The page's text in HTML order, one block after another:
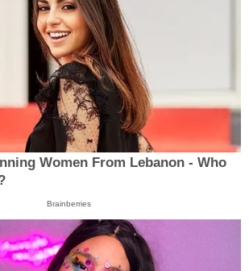
Women From Lebanon - Who
Brainberries